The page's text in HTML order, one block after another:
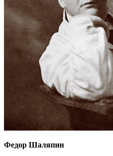
Федор Шаляпин